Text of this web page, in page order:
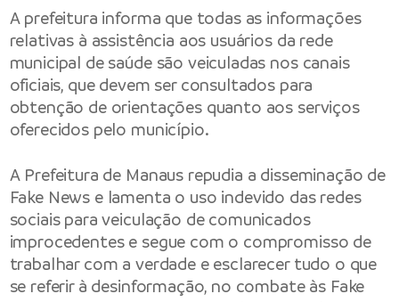
A prefeitura informa que todas as informações
relativas à assistência aos usuários da rede
municipal de saúde são veiculadas nos canais
oficiais, que devem ser consultados para
obtenção de orientações quanto aos serviços
oferecidos pelo município.
A Prefeitura de Manaus repudia a disseminação de
Fake News e lamenta o uso indevido das redes
sociais para veiculação de comunicados
improcedentes e segue com o compromisso de
trabalhar com a verdade e esclarecer tudo o que
se referir à desinformação, no combate às Fake